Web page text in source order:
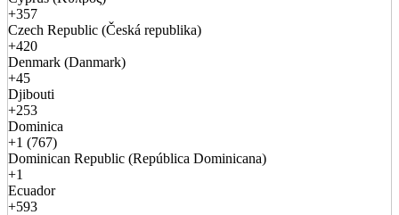
+357
Czech Republic (Česká republika)
+420
Denmark (Danmark)
+45
Djibouti
+253
Dominica
+1 (767)
Dominican Republic (República Dominicana)
+1
Ecuador
+593